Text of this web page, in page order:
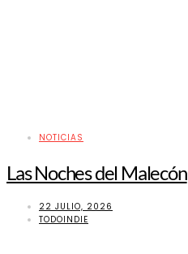
NOTICIAS
Las Noches del Malecón
22 JULIO, 2026
TODOINDIE